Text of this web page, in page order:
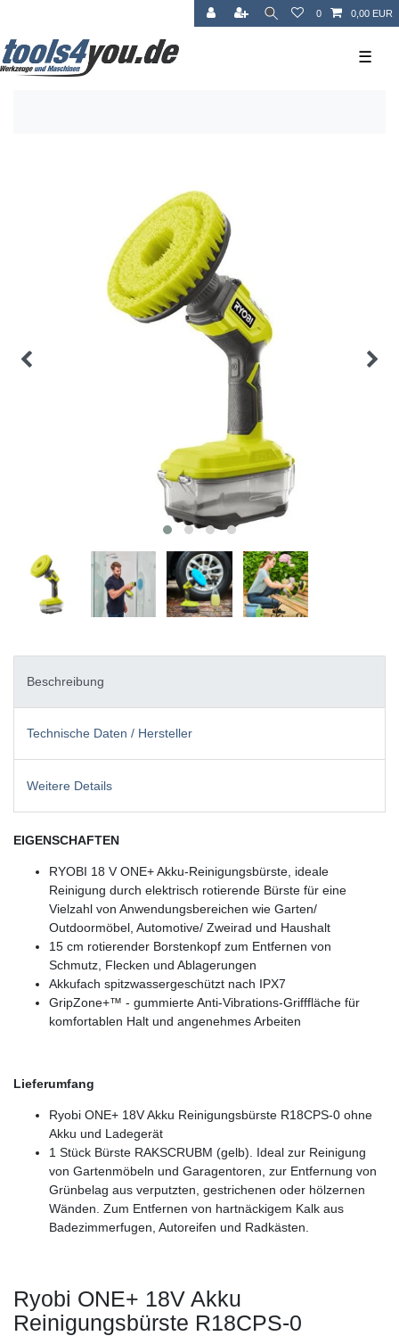
0 0,00 EUR
☰
Beschreibung
Technische Daten / Hersteller
Weitere Details
EIGENSCHAFTEN
RYOBI 18 V ONE+ Akku-Reinigungsbürste, ideale
Reinigung durch elektrisch rotierende Bürste für eine
Vielzahl von Anwendungsbereichen wie Garten/
Outdoormöbel, Automotive/ Zweirad und Haushalt
15 cm rotierender Borstenkopf zum Entfernen von
Schmutz, Flecken und Ablagerungen
Akkufach spitzwassergeschützt nach IPX7
GripZone+™ - gummierte Anti-Vibrations-Grifffläche für
komfortablen Halt und angenehmes Arbeiten
Lieferumfang
Ryobi ONE+ 18V Akku Reinigungsbürste R18CPS-0 ohne
Akku und Ladegerät
1 Stück Bürste RAKSCRUBM (gelb). Ideal zur Reinigung
von Gartenmöbeln und Garagentoren, zur Entfernung von
Grünbelag aus verputzten, gestrichenen oder hölzernen
Wänden. Zum Entfernen von hartnäckigem Kalk aus
Badezimmerfugen, Autoreifen und Radkästen.
Ryobi ONE+ 18V Akku
Reinigungsbürste R18CPS-0